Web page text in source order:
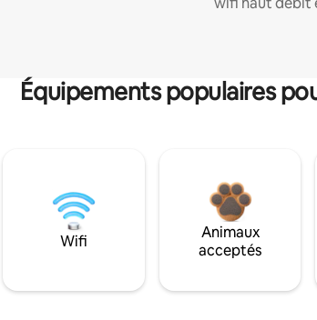
Équipements populaires
Wifi
Animaux
acceptés